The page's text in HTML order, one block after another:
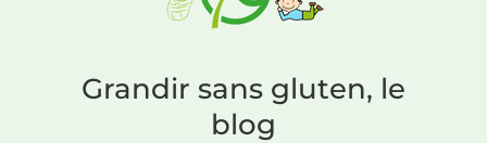
Grandir sans gluten, le
blog